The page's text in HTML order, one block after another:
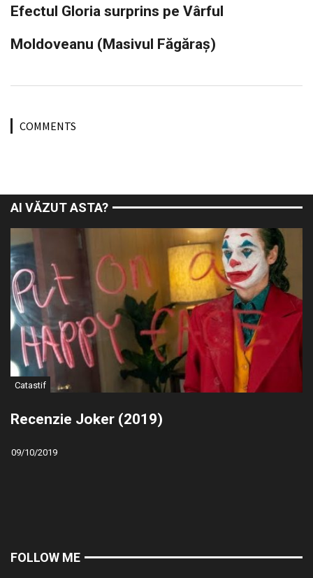
Efectul Gloria surprins pe Vârful
Moldoveanu (Masivul Făgăraș)
COMMENTS
AI VĂZUT ASTA?
Catastif
Recenzie Joker (2019)
09/10/2019
FOLLOW ME